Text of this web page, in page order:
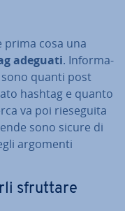
prima cosa una
adeguati. In­for­ma­
quanti post
hashtag e quanto
va poi rie­se­gui­ta
sono sicure di
argomenti
sfruttare